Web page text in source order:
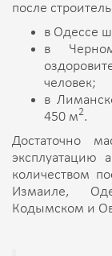
после
в Одессе
в
человек;
в
450 м2.
Достаточно
эксплуатацию
количеством
Измаиле,
Кодымском и